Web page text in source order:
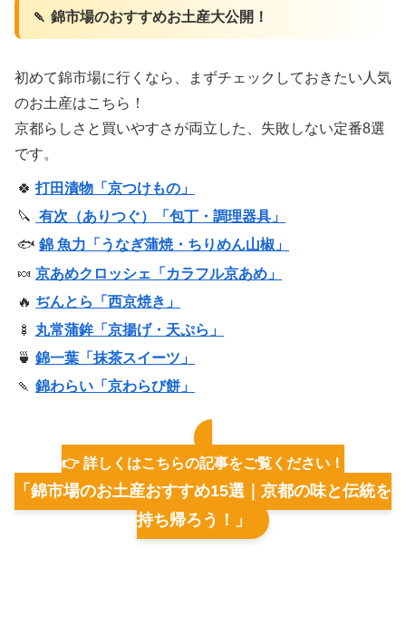
🍡 錦市場のおすすめお土産大公開！
初めて錦市場に行くなら、まずチェックしておきたい人気
のお土産はこちら！
京都らしさと買いやすさが両立した、失敗しない定番8選
です。
🍀打田漬物「京つけもの」
🔪 有次（ありつぐ）「包丁・調理器具」
🐟錦 魚力「うなぎ蒲焼・ちりめん山椒」
🍬京あめクロッシェ「カラフル京あめ」
🔥 ぢんとら「西京焼き」
🍢 丸常蒲鉾「京揚げ・天ぷら」
🍵錦一葉「抹茶スイーツ」
🍡錦わらい「京わらび餅」
👉 詳しくはこちらの記事をご覧ください！
「錦市場のお土産おすすめ15選｜京都の味と伝統を
持ち帰ろう！」